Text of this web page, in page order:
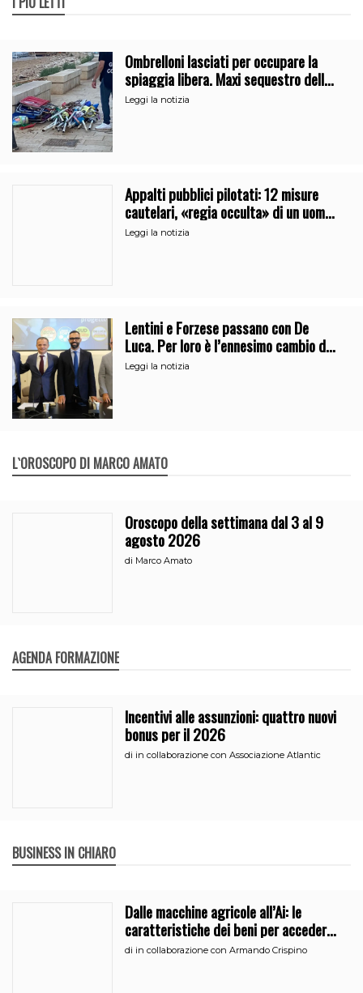
Ombrelloni lasciati per occupare la
spiaggia libera. Maxi sequestro della
Guardia Costiera
Leggi la notizia
Appalti pubblici pilotati: 12 misure
cautelari, «regia occulta» di un uomo
vicino al clan
Leggi la notizia
Lentini e Forzese passano con De
Luca. Per loro è l’ennesimo cambio di
partito
Leggi la notizia
L`OROSCOPO DI MARCO AMATO
Oroscopo della settimana dal 3 al 9
agosto 2026
di Marco Amato
AGENDA FORMAZIONE
Incentivi alle assunzioni: quattro nuovi
bonus per il 2026
di in collaborazione con Associazione Atlantic
BUSINESS IN CHIARO
Dalle macchine agricole all’Ai: le
caratteristiche dei beni per accedere
all’iperammortamento
di in collaborazione con Armando Crispino